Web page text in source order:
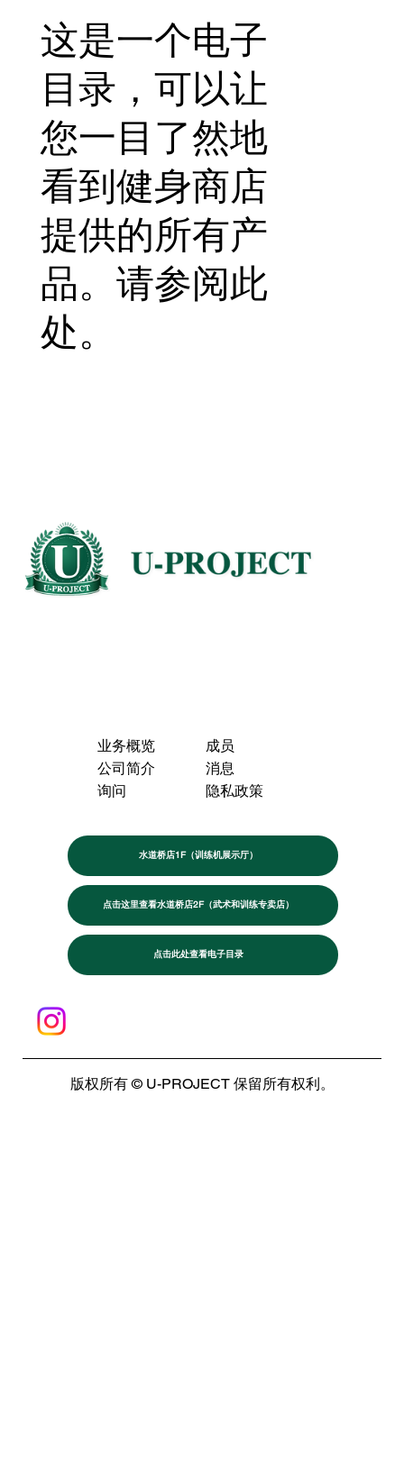
这是一个电子
目录，可以让
您一目了然地
看到健身商店
提供的所有产
品。请参阅此
处。
水道桥店1F（训练机展示厅）
点击这里查看水道桥店2F（武术和训练专卖店）
点击此处查看电子目录
业务概览
成员
公司简介
消息
询问
隐私政策
版权所有 © U-PROJECT 保留所有权利。